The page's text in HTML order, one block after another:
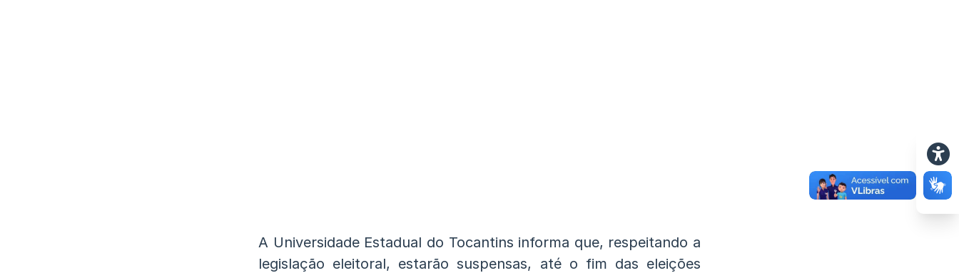
A Universidade Estadual do Tocantins informa que, respeitando a
legislação eleitoral, estarão suspensas, até o fim das eleições